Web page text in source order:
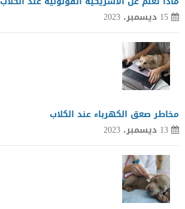
15 ديسمبر، 2023
مخاطر صعق الكهرباء عند الكلاب
13 ديسمبر، 2023